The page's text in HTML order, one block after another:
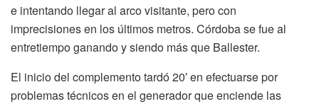
e intentando llegar al arco visitante, pero con
imprecisiones en los últimos metros. Córdoba se fue al
entretiempo ganando y siendo más que Ballester.
El inicio del complemento tardó 20′ en efectuarse por
problemas técnicos en el generador que enciende las